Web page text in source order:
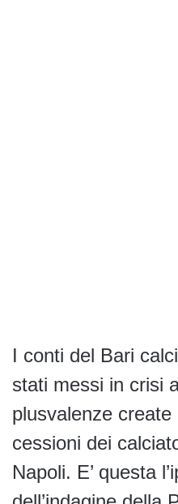
I conti del Bari
stati messi in crisi
plusvalenze
cessioni dei
Napoli. E’ questa